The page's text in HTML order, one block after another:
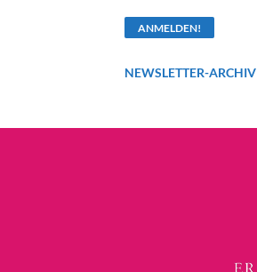
NEWSLETTER-ARCHIV